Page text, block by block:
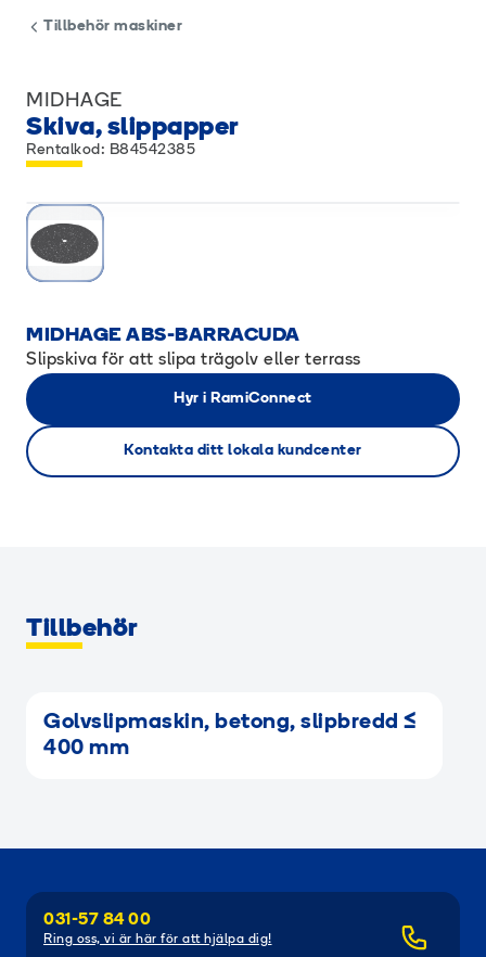
Tillbehör maskiner
MIDHAGE
Skiva, slippapper
Rentalkod: B84542385
MIDHAGE ABS-BARRACUDA
Slipskiva för att slipa trägolv eller terrass
Hyr i RamiConnect
Kontakta ditt lokala kundcenter
Tillbehör
Golvslipmaskin, betong, slipbredd ≤
400 mm
031-57 84 00
Ring oss, vi är här för att hjälpa dig!